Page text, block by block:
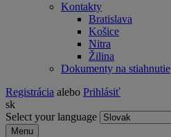
Kontakty
Bratislava
Košice
Nitra
Žilina
Dokumenty na stiahnutie
Registrácia alebo Prihlásiť
sk
Select your language
Menu